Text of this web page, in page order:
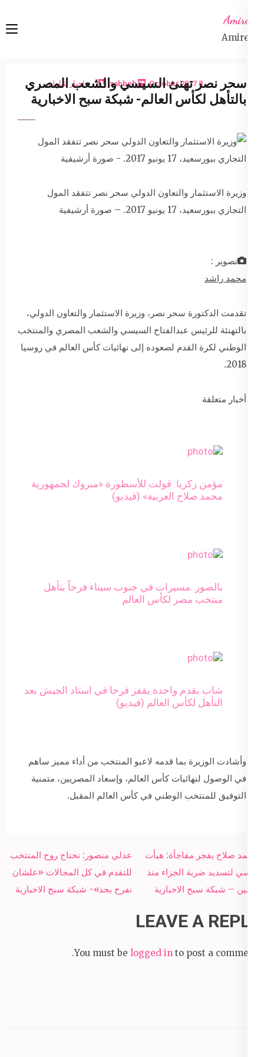
content
Amireta
Amireta
8 October 2017
sabbeh اخبار شاملة
سحر نصر تهنئ السيسي والشعب المصري
بالتأهل لكأس العالم- شبكة سبح الاخبارية
وزيرة الاستثمار والتعاون الدولي سحر نصر تتفقد المول
التجاري ببورسعيد، 17 يونيو 2017. – صورة أرشيفية
تصوير :
محمد راشد
تقدمت الدكتورة سحر نصر، وزيرة الاستثمار والتعاون الدولي،
بالتهنئة للرئيس عبدالفتاح السيسي والشعب المصري والمنتخب
الوطني لكرة القدم لصعوده إلى نهائيات كأس العالم في روسيا
2018.
أخبار متعلقة
مؤمن زكريا: قولت للأسطورة «مبروك لجمهورية
محمد صلاح العربية» (فيديو)
بالصور..مسيرات في جنوب سيناء فرحاً بتأهل
منتخب مصر لكأس العالم
شاب بقدم واحدة يقفز فرحا في استاد الجيش بعد
التأهل لكأس العالم (فيديو)
وأشادت الوزيرة بما قدمه لاعبو المنتخب من أداء مميز ساهم
في الوصول لنهائيات كأس العالم، وإسعاد المصريين، متمنية
التوفيق للمنتخب الوطني في كأس العالم المقبل.
Post
navigation
عدلي منصور: نحتاج روح المنتخب
للتقدم في كل المجالات «علشان
نفرح بجد»- شبكة سبح الاخبارية
محمد صلاح يفجر مفاجأة: هيأت
نفسي لتسديد ضربة الجزاء منذ
يومين – شبكة سبح الاخبارية
LEAVE A REPLY
You must be logged in to post a comment.